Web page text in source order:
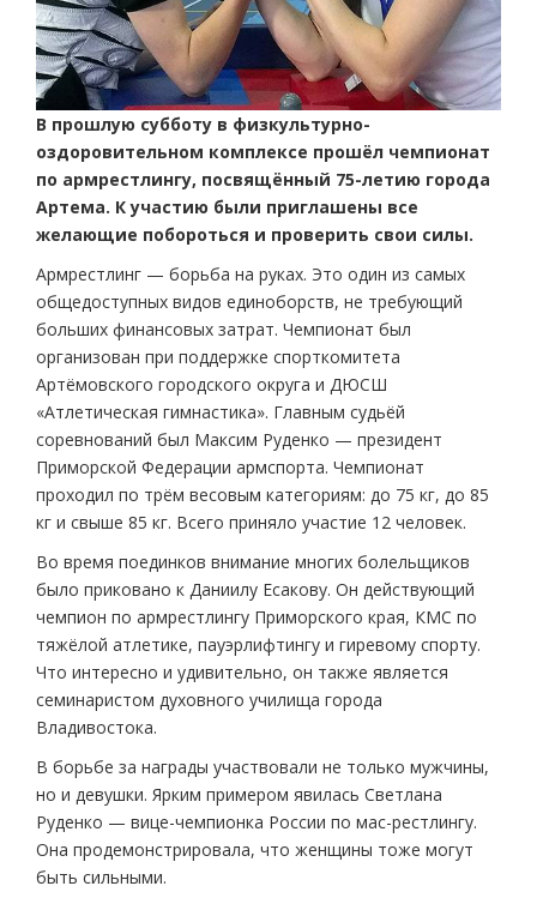
В прошлую субботу в физкультурно-
оздоровительном комплексе прошёл чемпионат
по армрестлингу, посвящённый 75-летию города
Артема. К участию были приглашены все
желающие побороться и проверить свои силы.
Армрестлинг — борьба на руках. Это один из самых
общедоступных видов единоборств, не требующий
больших финансовых затрат. Чемпионат был
организован при поддержке спорткомитета
Артёмовского городского округа и ДЮСШ
«Атлетическая гимнастика». Главным судьёй
соревнований был Максим Руденко — президент
Приморской Федерации армспорта. Чемпионат
проходил по трём весовым категориям: до 75 кг, до 85
кг и свыше 85 кг. Всего приняло участие 12 человек.
Во время поединков внимание многих болельщиков
было приковано к Даниилу Есакову. Он действующий
чемпион по армрестлингу Приморского края, КМС по
тяжёлой атлетике, пауэрлифтингу и гиревому спорту.
Что интересно и удивительно, он также является
семинаристом духовного училища города
Владивостока.
В борьбе за награды участвовали не только мужчины,
но и девушки. Ярким примером явилась Светлана
Руденко — вице-чемпионка России по мас-рестлингу.
Она продемонстрировала, что женщины тоже могут
быть сильными.